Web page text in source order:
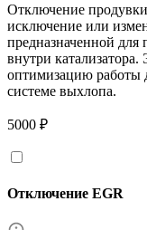
Отключение продувки
исключение или
предназначенной
внутри
оптимизацию работы
системе выхлопа.
5000 ₽
Отключение EGR